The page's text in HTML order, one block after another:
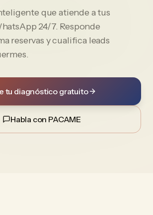
que atiende a tus
24/7. Responde
reservas y cualifica leads
tu diagnóstico gratuito
Habla con PACAME